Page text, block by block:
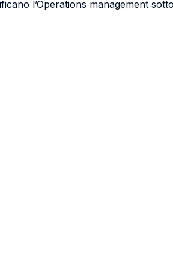
l’Operations management